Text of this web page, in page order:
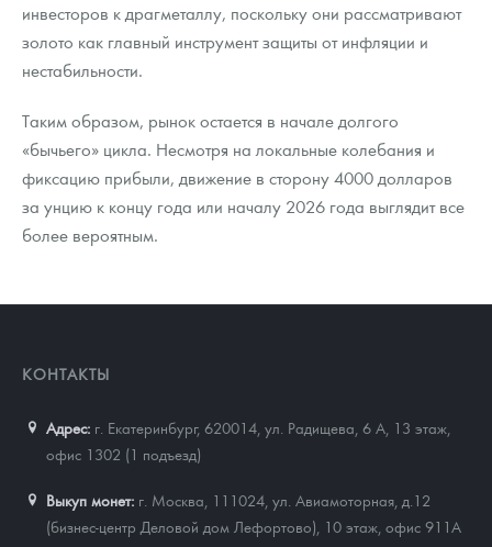
инвесторов к драгметаллу, поскольку они рассматривают
золото как главный инструмент защиты от инфляции и
нестабильности.
Таким образом, рынок остается в начале долгого
«бычьего» цикла. Несмотря на локальные колебания и
фиксацию прибыли, движение в сторону 4000 долларов
за унцию к концу года или началу 2026 года выглядит все
более вероятным.
КОНТАКТЫ
Адрес: г. Екатеринбург, 620014 ул. Радищева, 6 А, 13 этаж,
офис 1302 (1 подъезд)
Выкуп монет: г. Москва, 111024, ул. Авиамоторная, д.12
(бизнес-центр Деловой дом Лефортово), 10 этаж, офис 911А